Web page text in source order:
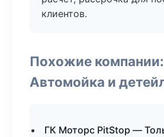
клиентов.
Похожие компании:
Автомойка и
ГК Моторс PitStop —